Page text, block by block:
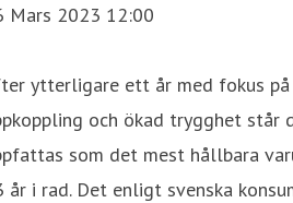
Mars 2023 12:00
ytterligare ett år med fokus
och ökad trygghet står
som det mest hållbara
år i rad. Det enligt svenska